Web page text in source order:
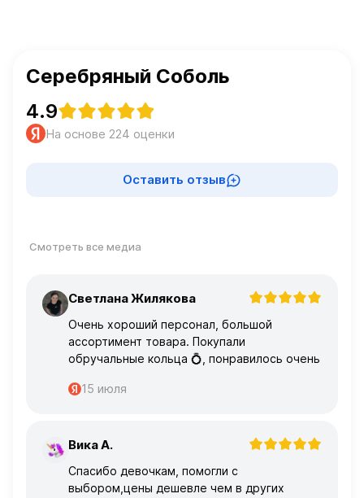
Серебряный Соболь
4.9
На основе 224 оценки
Оставить отзыв
Смотреть все медиа
С Светлана Жилякова
Очень хороший персонал, большой
ассортимент товара. Покупали
обручальные кольца 💍, понравилось очень
15 июля
В Вика А.
Спасибо девочкам, помогли с
выбором,цены дешевле чем в других